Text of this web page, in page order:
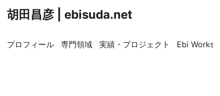
胡田昌彦 | ebisuda.net
プロフィール 専門領域 実績・プロジェクト Ebi